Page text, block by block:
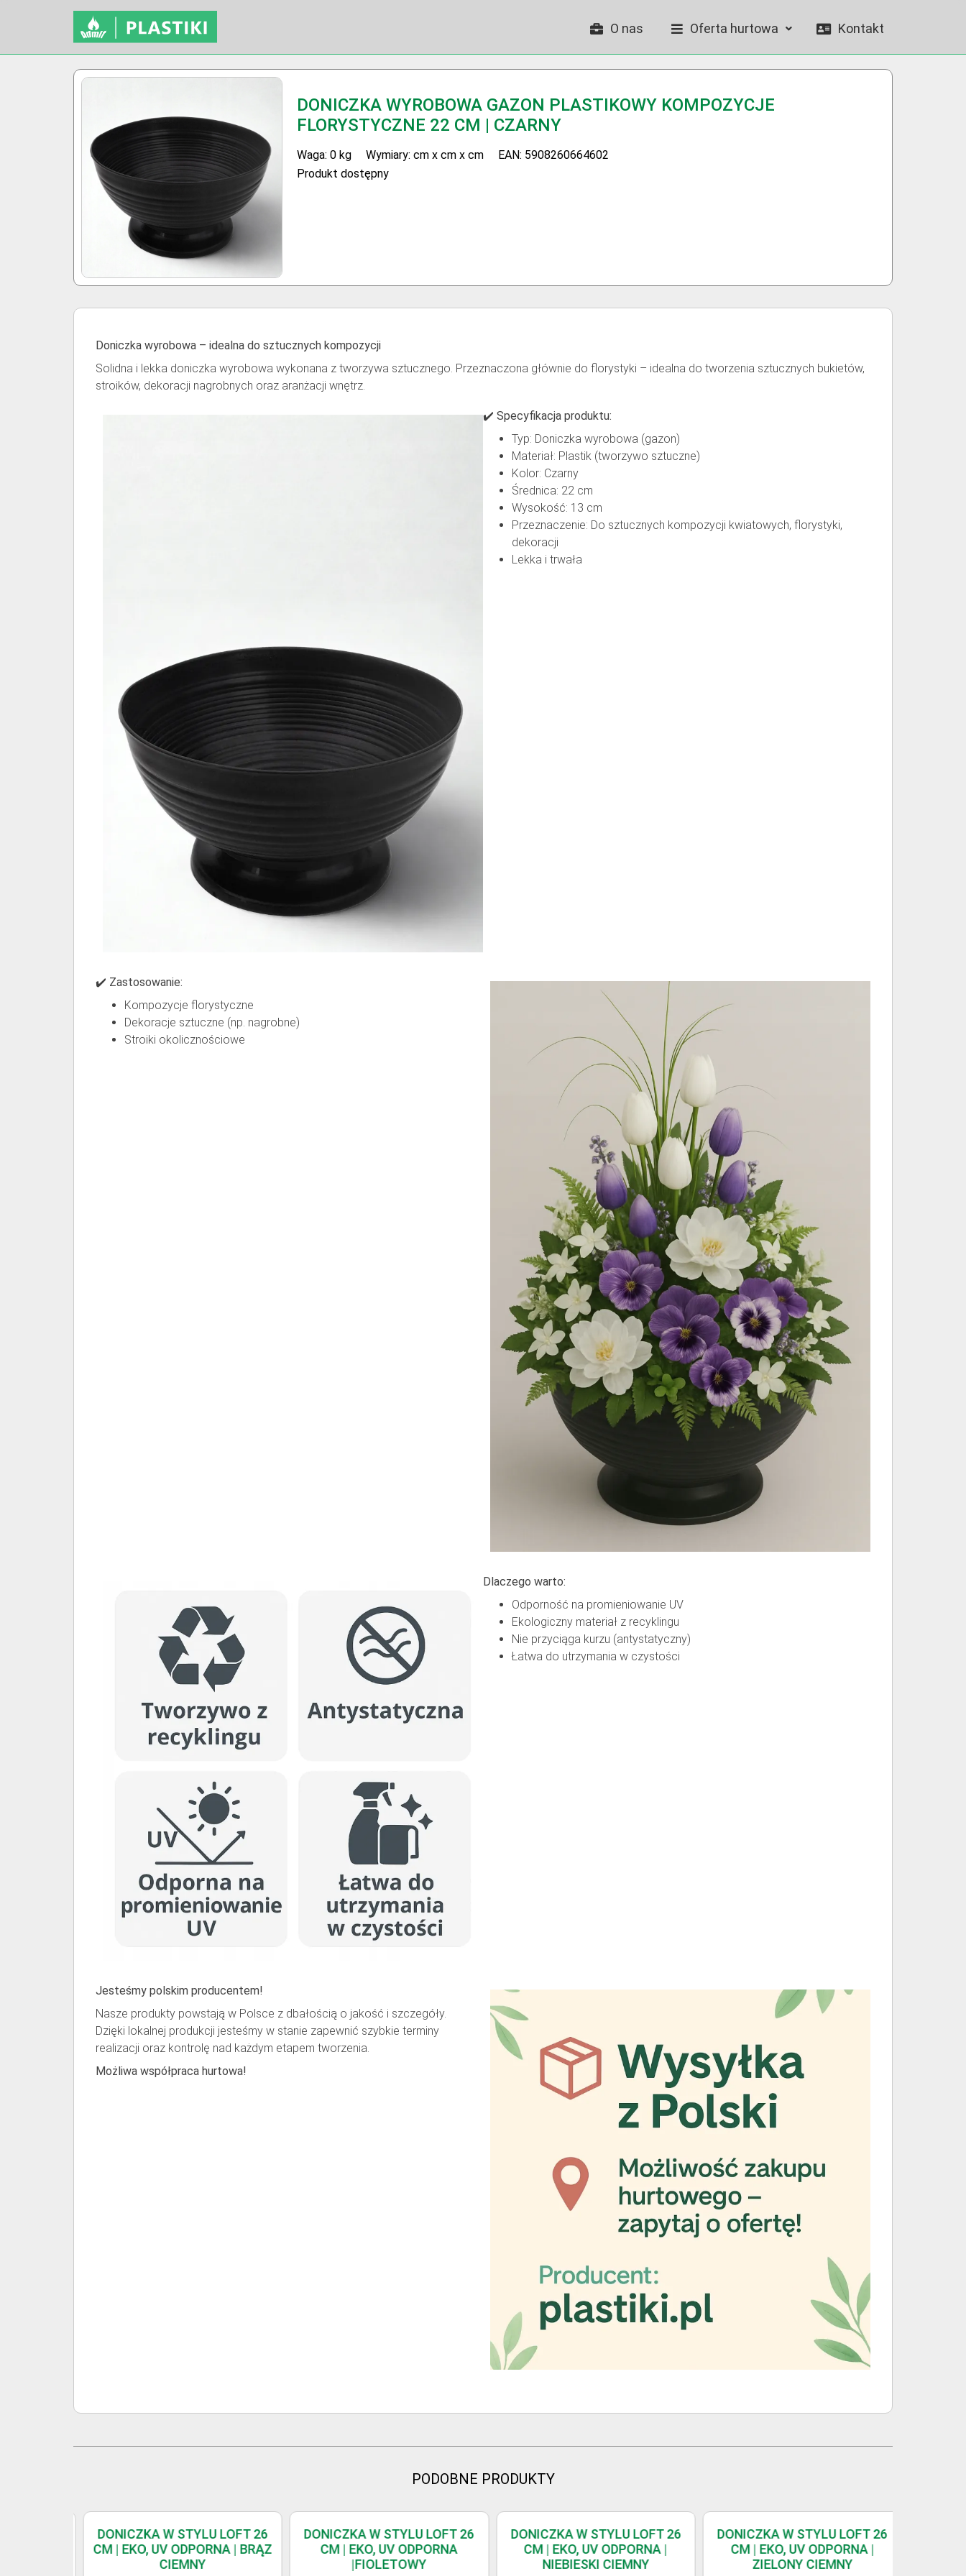
O nas Oferta hurtowa Kontakt
DONICZKA WYROBOWA GAZON PLASTIKOWY KOMPOZYCJE
FLORYSTYCZNE 22 CM | CZARNY
Waga: 0 kg Wymiary: cm x cm x cm
EAN: 5908260664602
Produkt dostępny
Doniczka wyrobowa – idealna do sztucznych kompozycji
Solidna i lekka doniczka wyrobowa wykonana z tworzywa sztucznego. Przeznaczona głównie do florystyki – idealna do tworzenia sztucznych bukietów,
stroików, dekoracji nagrobnych oraz aranżacji wnętrz.
✔️ Specyfikacja produktu:
Typ: Doniczka wyrobowa (gazon)
Materiał: Plastik (tworzywo sztuczne)
Kolor: Czarny
Średnica: 22 cm
Wysokość: 13 cm
Przeznaczenie: Do sztucznych kompozycji kwiatowych, florystyki,
dekoracji
Lekka i trwała
✔️ Zastosowanie:
Kompozycje florystyczne
Dekoracje sztuczne (np. nagrobne)
Stroiki okolicznościowe
Dlaczego warto:
Odporność na promieniowanie UV
Ekologiczny materiał z recyklingu
Nie przyciąga kurzu (antystatyczny)
Łatwa do utrzymania w czystości
Jesteśmy polskim producentem!
Nasze produkty powstają w Polsce z dbałością o jakość i szczegóły.
Dzięki lokalnej produkcji jesteśmy w stanie zapewnić szybkie terminy
realizacji oraz kontrolę nad każdym etapem tworzenia.
Możliwa współpraca hurtowa!
PODOBNE PRODUKTY
DONICZKA W STYLU LOFT 26
CM | EKO, UV ODPORNA | BRĄZ
CIEMNY
DONICZKA W STYLU LOFT 26
CM | EKO, UV ODPORNA
|FIOLETOWY
DONICZKA W STYLU LOFT 26
CM | EKO, UV ODPORNA |
NIEBIESKI CIEMNY
DONICZKA W STYLU LOFT 26
CM | EKO, UV ODPORNA |
ZIELONY CIEMNY